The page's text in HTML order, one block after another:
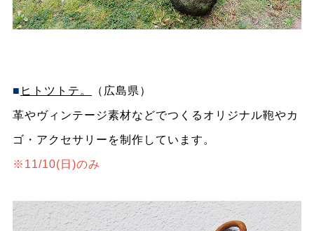
■ ヒトツトテ。 （広島県）
革やヴィンテージ素材などでつくるオリジナル鞄やカ
ゴ・アクセサリーを制作しています。
※11/10(日)のみ